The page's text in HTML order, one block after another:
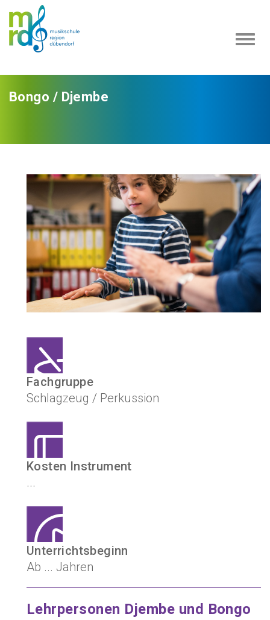
Bongo / Djembe
Fachgruppe
Schlagzeug / Perkussion
Kosten Instrument
...
Unterrichtsbeginn
Ab ... Jahren
Lehrpersonen Djembe und Bongo